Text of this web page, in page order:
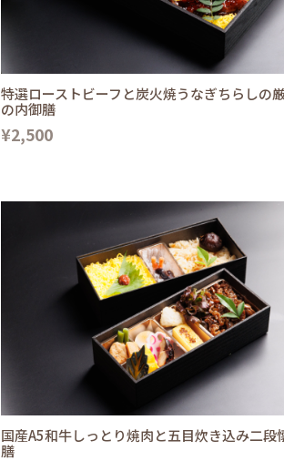
特選ローストビーフと炭火焼うなぎちらしの
の内御膳
¥2,500
国産A5和牛しっとり焼肉と五目炊き込み二段
膳